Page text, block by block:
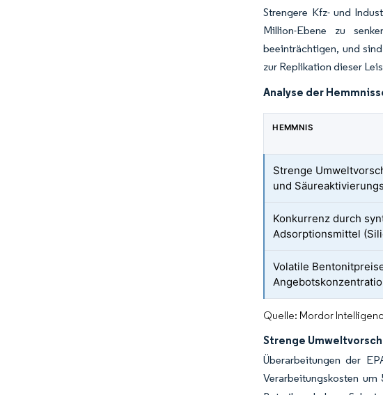
Strengere Kfz- und
Million-Ebene zu
beeinträchtigen, und
zur Replikation dieser
Analyse der
HEMMNIS
Strenge
und
Konkurrenz durch
Adsorptionsmittel
Volatile
Quelle: Mordor
Strenge
Überarbeitungen der
Verarbeitungskosten um